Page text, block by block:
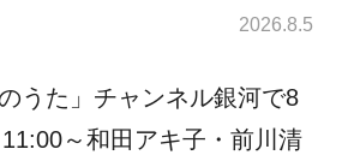
2026.8.5
うた」チャンネル銀河で8
～和田アキ子・前川清